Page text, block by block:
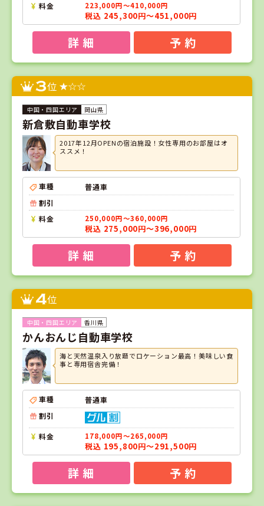
料金 223,000円～410,000円
税込 245,300円～451,000円
詳 細 予 約
3位
岡山県
新倉敷自動車学校
2017年12月OPENの宿泊施設！女性専用のお部屋はオ
ススメ！
車種
普通車
割引
料金
250,000円～360,000円
税込 275,000円～396,000円
詳 細 予 約
4位
香川県
かんおんじ自動車学校
海と天然温泉入り放題でロケーション最高！美味しい食
事と専用宿舎完備！
車種
普通車
割引
料金 178,000円～265,000円
税込 195,800円～291,500円
詳 細 予 約